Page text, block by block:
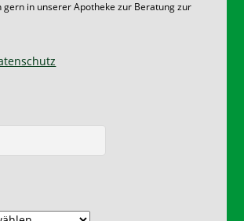
gern in unserer Apotheke zur Beratung zur